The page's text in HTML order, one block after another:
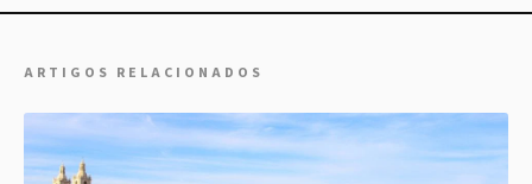
ARTIGOS RELACIONADOS